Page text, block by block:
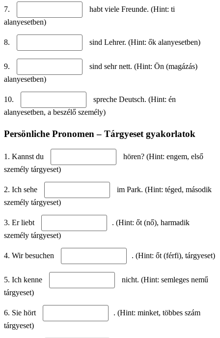
7.
habt viele Freunde. (Hint: ti
alanyesetben)
8. sind Lehrer. (Hint: ők alanyesetben)
9.
sind sehr nett. (Hint: Ön (magázás)
alanyesetben)
10.
spreche Deutsch. (Hint: én
alanyesetben, a beszélő személy)
Persönliche Pronomen – Tárgyeset gyakorlatok
1. Kannst du
hören? (Hint: engem, első
személy tárgyeset)
2. Ich sehe
im Park. (Hint: téged, második
személy tárgyeset)
3. Er liebt
. (Hint: őt (nő), harmadik
személy tárgyeset)
4. Wir besuchen . (Hint: őt (férfi), tárgyeset)
5. Ich kenne
nicht. (Hint: semleges nemű
tárgyeset)
6. Sie hört
. (Hint: minket, többes szám
tárgyeset)